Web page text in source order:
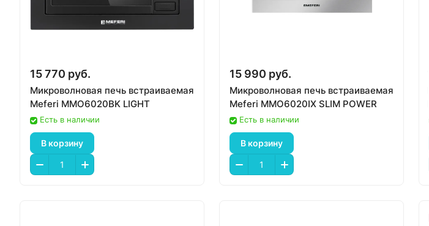
15 770 руб.
Микроволновая печь встраиваемая
Meferi MMO6020BK LIGHT
Есть в наличии
В корзину
15 990 руб.
Микроволновая печь встраиваемая
Meferi MMO6020IX SLIM POWER
Есть в наличии
В корзину